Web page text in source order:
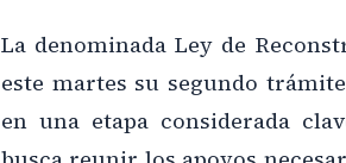
La denominada Ley de
este martes su segundo
en una etapa considerada